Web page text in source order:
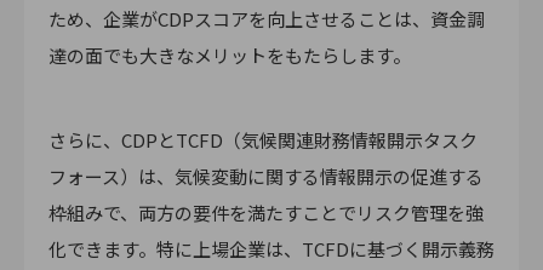
ため、企業がCDPスコアを向上させることは、資金調
達の面でも大きなメリットをもたらします。
さらに、CDPとTCFD（気候関連財務情報開示タスク
フォース）は、気候変動に関する情報開示の促進する
枠組みで、両方の要件を満たすことでリスク管理を強
化できます。特に上場企業は、TCFDに基づく開示義務